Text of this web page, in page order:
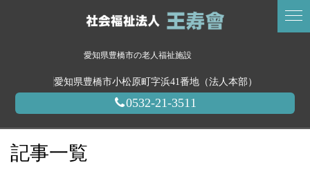
愛知県豊橋市の老人福祉施設
愛知県豊橋市小松原町字浜41番地（法人本部）
0532-21-3511
記事一覧